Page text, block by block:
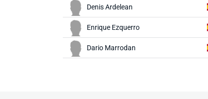
Denis Ardelean
Enrique Ezquerro
Dario Marrodan